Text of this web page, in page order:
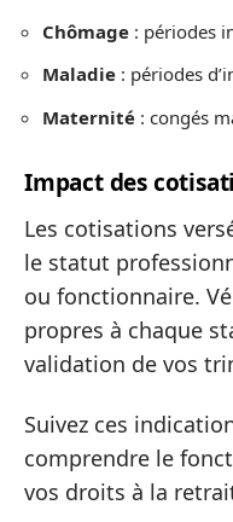
Chômage : périodes
Maladie : périodes
Maternité : congés
Impact des
Les cotisations
le statut
ou fonctionnaire.
propres à chaque
validation de vos
Suivez ces
comprendre le
vos droits à la